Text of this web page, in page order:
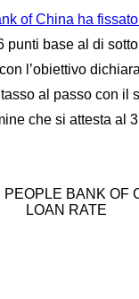
of China ha fissato
punti base al di
l’obiettivo
al passo con il
che si attesta al